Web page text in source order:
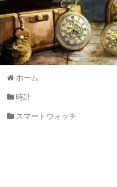
ホーム
時計
スマートウォッチ